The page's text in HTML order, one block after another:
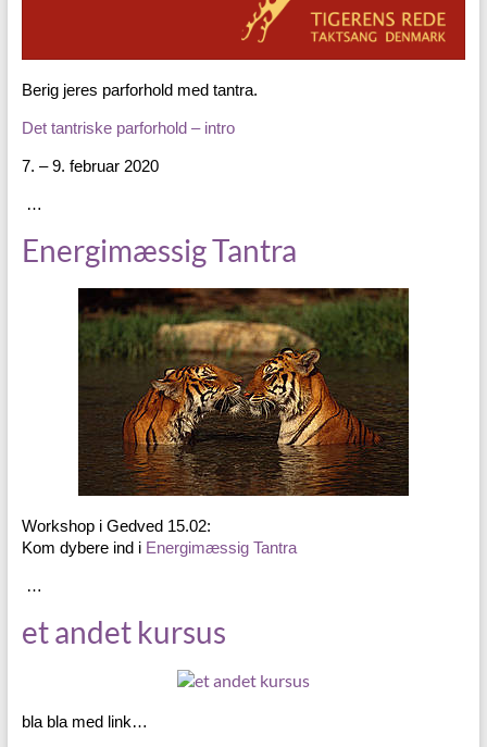
Berig jeres parforhold med tantra.
Det tantriske parforhold – intro
7. – 9. februar 2020
…
Energimæssig Tantra
Workshop i Gedved 15.02:
Kom dybere ind i Energimæssig Tantra
…
et andet kursus
bla bla med link…